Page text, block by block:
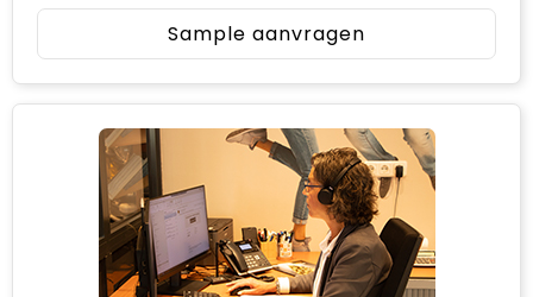
Sample aanvragen